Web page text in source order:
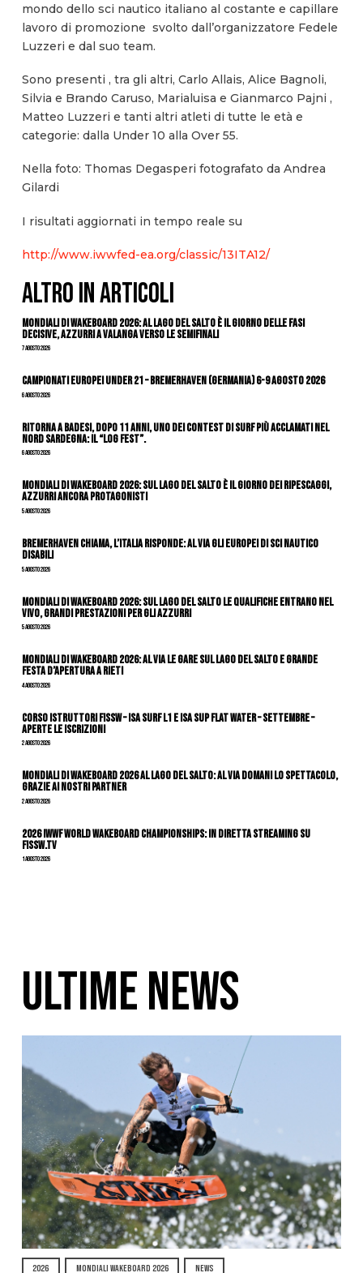
mondo dello sci nautico italiano al costante e capillare
lavoro di promozione svolto dall’organizzatore Fedele
Luzzeri e dal suo team.
Sono presenti , tra gli altri, Carlo Allais, Alice Bagnoli,
Silvia e Brando Caruso, Marialuisa e Gianmarco Pajni ,
Matteo Luzzeri e tanti altri atleti di tutte le età e
categorie: dalla Under 10 alla Over 55.
Nella foto: Thomas Degasperi fotografato da Andrea
Gilardi
I risultati aggiornati in tempo reale su
http://www.iwwfed-ea.org/classic/13ITA12/
ALTRO IN ARTICOLI
Mondiali di Wakeboard 2026: al Lago del Salto è il giorno delle fasi
decisive, azzurri a valanga verso le semifinali
7 Agosto 2026
Campionati Europei Under 21 – Bremerhaven (Germania) 6-9 agosto 2026
6 Agosto 2026
Ritorna a Badesi, dopo 11 anni, uno dei contest di surf più acclamati nel
nord Sardegna: il “Log Fest”.
6 Agosto 2026
Mondiali di Wakeboard 2026: sul Lago del Salto è il giorno dei ripescaggi,
azzurri ancora protagonisti
5 Agosto 2026
Bremerhaven chiama, l’Italia risponde: al via gli Europei di Sci Nautico
Disabili
5 Agosto 2026
Mondiali di Wakeboard 2026: sul Lago del Salto le qualifiche entrano nel
vivo, grandi prestazioni per gli azzurri
5 Agosto 2026
Mondiali di Wakeboard 2026: al via le gare sul Lago del Salto e grande
festa d’apertura a Rieti
4 Agosto 2026
CORSO ISTRUTTORI FISSW – ISA SURF L1 e ISA SUP Flat Water – SETTEMBRE –
APERTE LE ISCRIZIONI
2 Agosto 2026
Mondiali di Wakeboard 2026 al Lago del Salto: al via domani lo spettacolo,
grazie ai nostri Partner
2 Agosto 2026
2026 IWWF WORLD WAKEBOARD CHAMPIONSHIPS: IN DIRETTA STREAMING SU
FISSW.TV
1 Agosto 2026
ULTIME NEWS
2026 MONDIALI WAKEBOARD 2026 NEWS